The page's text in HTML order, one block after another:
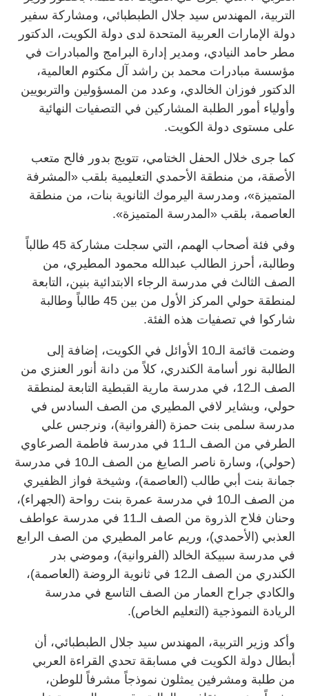
التربية، المهندس سيد جلال الطبطبائي، ومشاركة سفير
دولة الإمارات العربية المتحدة لدى دولة الكويت، الدكتور
مطر حامد النيادي، ومدير إدارة البرامج والمبادرات في
مؤسسة مبادرات محمد بن راشد آل مكتوم العالمية،
الدكتور فوزان الخالدي، وعدد من المسؤولين والتربويين
وأولياء أمور الطلبة المشاركين في التصفيات النهائية
على مستوى دولة الكويت.
كما جرى خلال الحفل الختامي، تتويج بدور فالح متعب
الأصقة، من منطقة الأحمدي التعليمية بلقب «المشرفة
المتميزة»، ومدرسة اليرموك الثانوية بنات، من منطقة
العاصمة، بلقب «المدرسة المتميزة».
وفي فئة أصحاب الهمم، التي سجلت مشاركة 45 طالباً
وطالبة، أحرز الطالب عبدالله محمود المطيري، من
الصف الثالث في مدرسة الرجاء الابتدائية بنين، التابعة
لمنطقة حولي المركز الأول من بين 45 طالباً وطالبة
شاركوا في تصفيات هذه الفئة.
وضمت قائمة الـ10 الأوائل في الكويت، إضافة إلى
الطالبة نور أسامة الكندري، كلاً من دانة أنور العنزي من
الصف الـ12، في مدرسة مارية القبطية التابعة لمنطقة
حولي، وبشاير لافي المطيري من الصف السادس في
مدرسة سلمى بنت حمزة (الفروانية)، ونرجس علي
الطرفي من الصف الـ11 في مدرسة فاطمة الصرعاوي
(حولي)، وسارة ناصر الصايغ من الصف الـ10 في مدرسة
جمانة بنت أبي طالب (العاصمة)، وشيخة فواز الظفيري
من الصف الـ10 في مدرسة عمرة بنت رواحة (الجهراء)،
وحنان فلاح الذروة من الصف الـ11 في مدرسة عواطف
العذبي (الأحمدي)، وريم عامر المطيري من الصف الرابع
في مدرسة سبيكة الخالد (الفروانية)، وموضي بدر
الكندري من الصف الـ12 في ثانوية الروضة (العاصمة)،
والكادي جراح العمار من الصف التاسع في مدرسة
الريادة النموذجية (التعليم الخاص).
وأكد وزير التربية، المهندس سيد جلال الطبطبائي، أن
أبطال دولة الكويت في مسابقة تحدي القراءة العربي
من طلبة ومشرفين يمثلون نموذجاً مشرفاً للوطن،